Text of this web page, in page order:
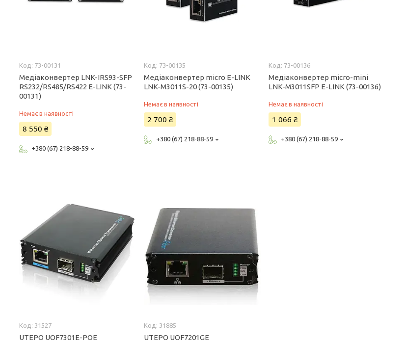
73-00131
Медіаконвертер LNK-IRS93-SFP
RS232/RS485/RS422 E-LINK (73-
00131)
Немає в наявності
8 550 ₴
+380 (67) 218-88-59
73-00135
Медіаконвертер micro E-LINK
LNK-M3011S-20 (73-00135)
Немає в наявності
2 700 ₴
+380 (67) 218-88-59
73-00136
Медіаконвертер micro-mini
LNK-M3011SFP E-LINK (73-00136)
Немає в наявності
1 066 ₴
+380 (67) 218-88-59
31527
UTEPO UOF7301E-POE
31885
UTEPO UOF7201GE